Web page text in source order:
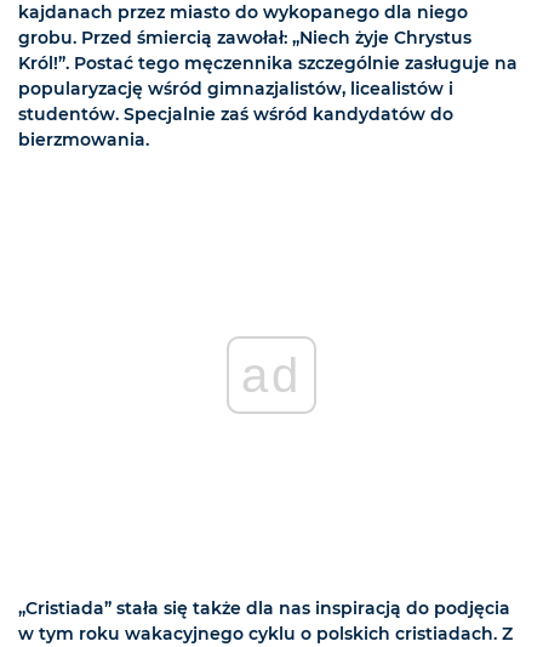
kajdanach przez miasto do wykopanego dla niego
grobu. Przed śmiercią zawołał: „Niech żyje Chrystus
Król!”. Postać tego męczennika szczególnie zasługuje na
popularyzację wśród gimnazjalistów, licealistów i
studentów. Specjalnie zaś wśród kandydatów do
bierzmowania.
ad
„Cristiada” stała się także dla nas inspiracją do podjęcia
w tym roku wakacyjnego cyklu o polskich cristiadach. Z